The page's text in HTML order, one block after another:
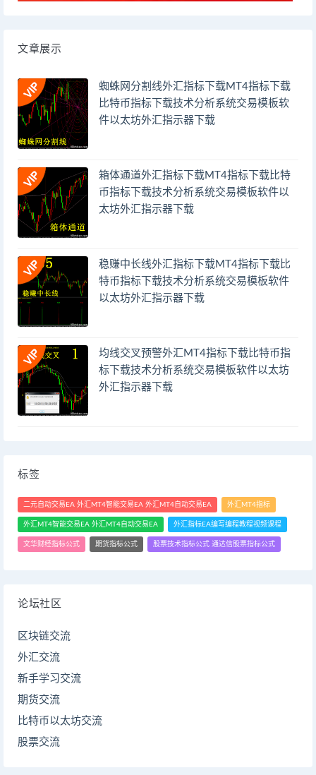
文章展示
蜘蛛网分割线外汇指标下载MT4指标下载
比特币指标下载技术分析系统交易模板软
件以太坊外汇指示器下载
箱体通道外汇指标下载MT4指标下载比特
币指标下载技术分析系统交易模板软件以
太坊外汇指示器下载
稳赚中长线外汇指标下载MT4指标下载比
特币指标下载技术分析系统交易模板软件
以太坊外汇指示器下载
均线交叉预警外汇MT4指标下载比特币指
标下载技术分析系统交易模板软件以太坊
外汇指示器下载
标签
二元自动交易EA 外汇MT4智能交易EA 外汇MT4自动交易EA 外汇MT4指标
外汇MT4智能交易EA 外汇MT4自动交易EA 外汇指标EA编写编程教程视频课程
文华财经指标公式 期货指标公式 股票技术指标公式 通达信股票指标公式
论坛社区
区块链交流
外汇交流
新手学习交流
期货交流
比特币以太坊交流
股票交流